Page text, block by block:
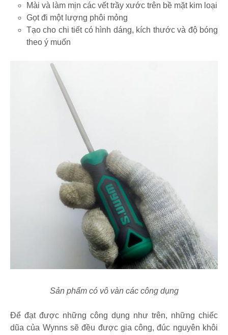
Mài và làm mịn các vết trầy xước trên bề mặt kim loại
Gọt đi một lượng phôi mỏng
Tạo cho chi tiết có hình dáng, kích thước và độ bóng
theo ý muốn
Sản phẩm có vô vàn các công dụng
Để đạt được những công dụng như trên, những chiếc
dũa của Wynns sẽ đều được gia công, đúc nguyên khôi